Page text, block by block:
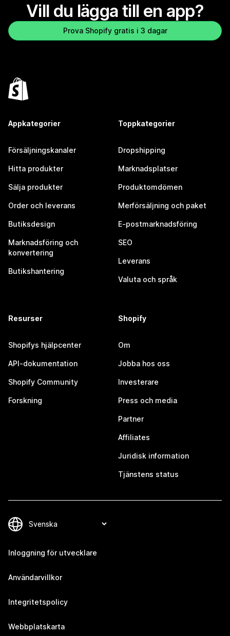
Vill du lägga till en app?
Prova Shopify gratis i 3 dagar
Appkategorier
Försäljningskanaler
Hitta produkter
Sälja produkter
Order och leverans
Butiksdesign
Marknadsföring och
konvertering
Butikshantering
Toppkategorier
Dropshipping
Marknadsplatser
Produktomdömen
Merförsäljning och paket
E-postmarknadsföring
SEO
Leverans
Valuta och språk
Resurser
Shopifys hjälpcenter
API-dokumentation
Shopify Community
Forskning
Shopify
Om
Jobba hos oss
Investerare
Press och media
Partner
Affiliates
Juridisk information
Tjänstens status
Inloggning för utvecklare
Användarvillkor
Integritetspolicy
Webbplatskarta